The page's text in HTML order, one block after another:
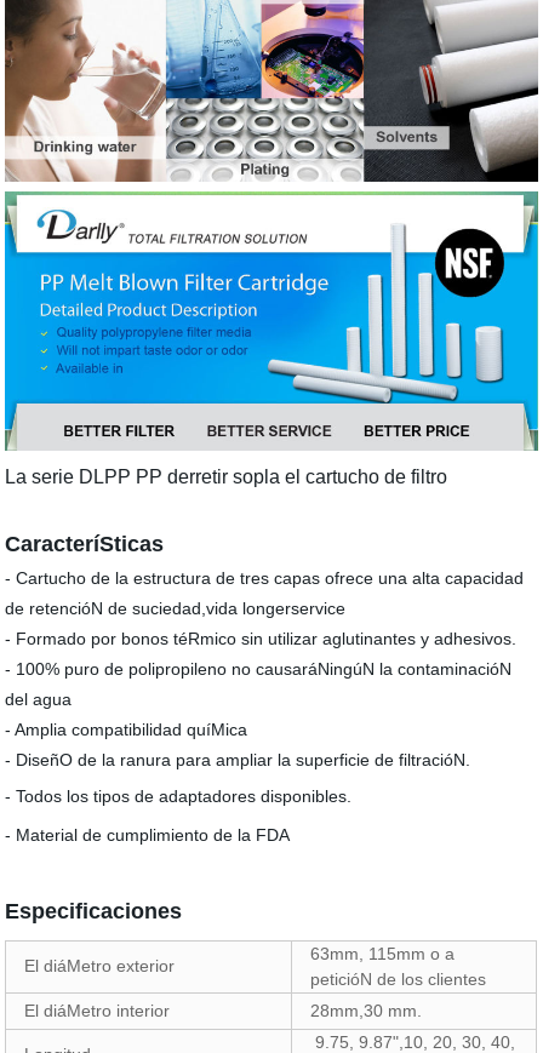
La serie DLPP PP derretir sopla el cartucho de filtro
CaracteríSticas
- Cartucho de la estructura de tres capas ofrece una alta capacidad
de retencióN de suciedad,vida longerservice
- Formado por bonos téRmico sin utilizar aglutinantes y adhesivos.
- 100% puro de polipropileno no causaráNingúN la contaminacióN
del agua
- Amplia compatibilidad quíMica
- DiseñO de la ranura para ampliar la superficie de filtracióN.
- Todos los tipos de adaptadores disponibles.
- Material de cumplimiento de la FDA
Especificaciones
El diáMetro exterior
63mm, 115mm o a
peticióN de los clientes
El diáMetro interior
28mm,30 mm.
9.75, 9.87",10, 20, 30, 40,